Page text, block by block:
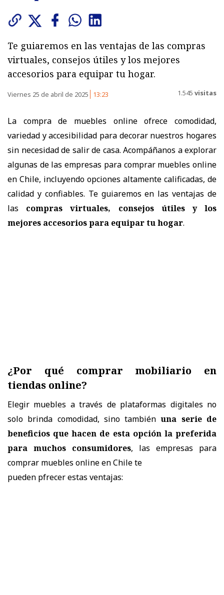
Te guiaremos en las ventajas de las compras
virtuales, consejos útiles y los mejores
accesorios para equipar tu hogar.
Viernes 25 de abril de 2025 13:23 1.545 visitas
La compra de muebles online ofrece comodidad,
variedad y accesibilidad para decorar nuestros hogares
sin necesidad de salir de casa. Acompáñanos a explorar
algunas de las empresas para comprar muebles online
en Chile, incluyendo opciones altamente calificadas, de
calidad y confiables. Te guiaremos en las ventajas de
las compras virtuales, consejos útiles y los
mejores accesorios para equipar tu hogar.
¿Por qué comprar mobiliario en
tiendas online?
Elegir muebles a través de plataformas digitales no
solo brinda comodidad, sino tambiénuna serie de
beneficios que hacen de esta opción la preferida
para muchos consumidores, las empresas para
comprar muebles online en Chile te
pueden pfrecer estas ventajas: